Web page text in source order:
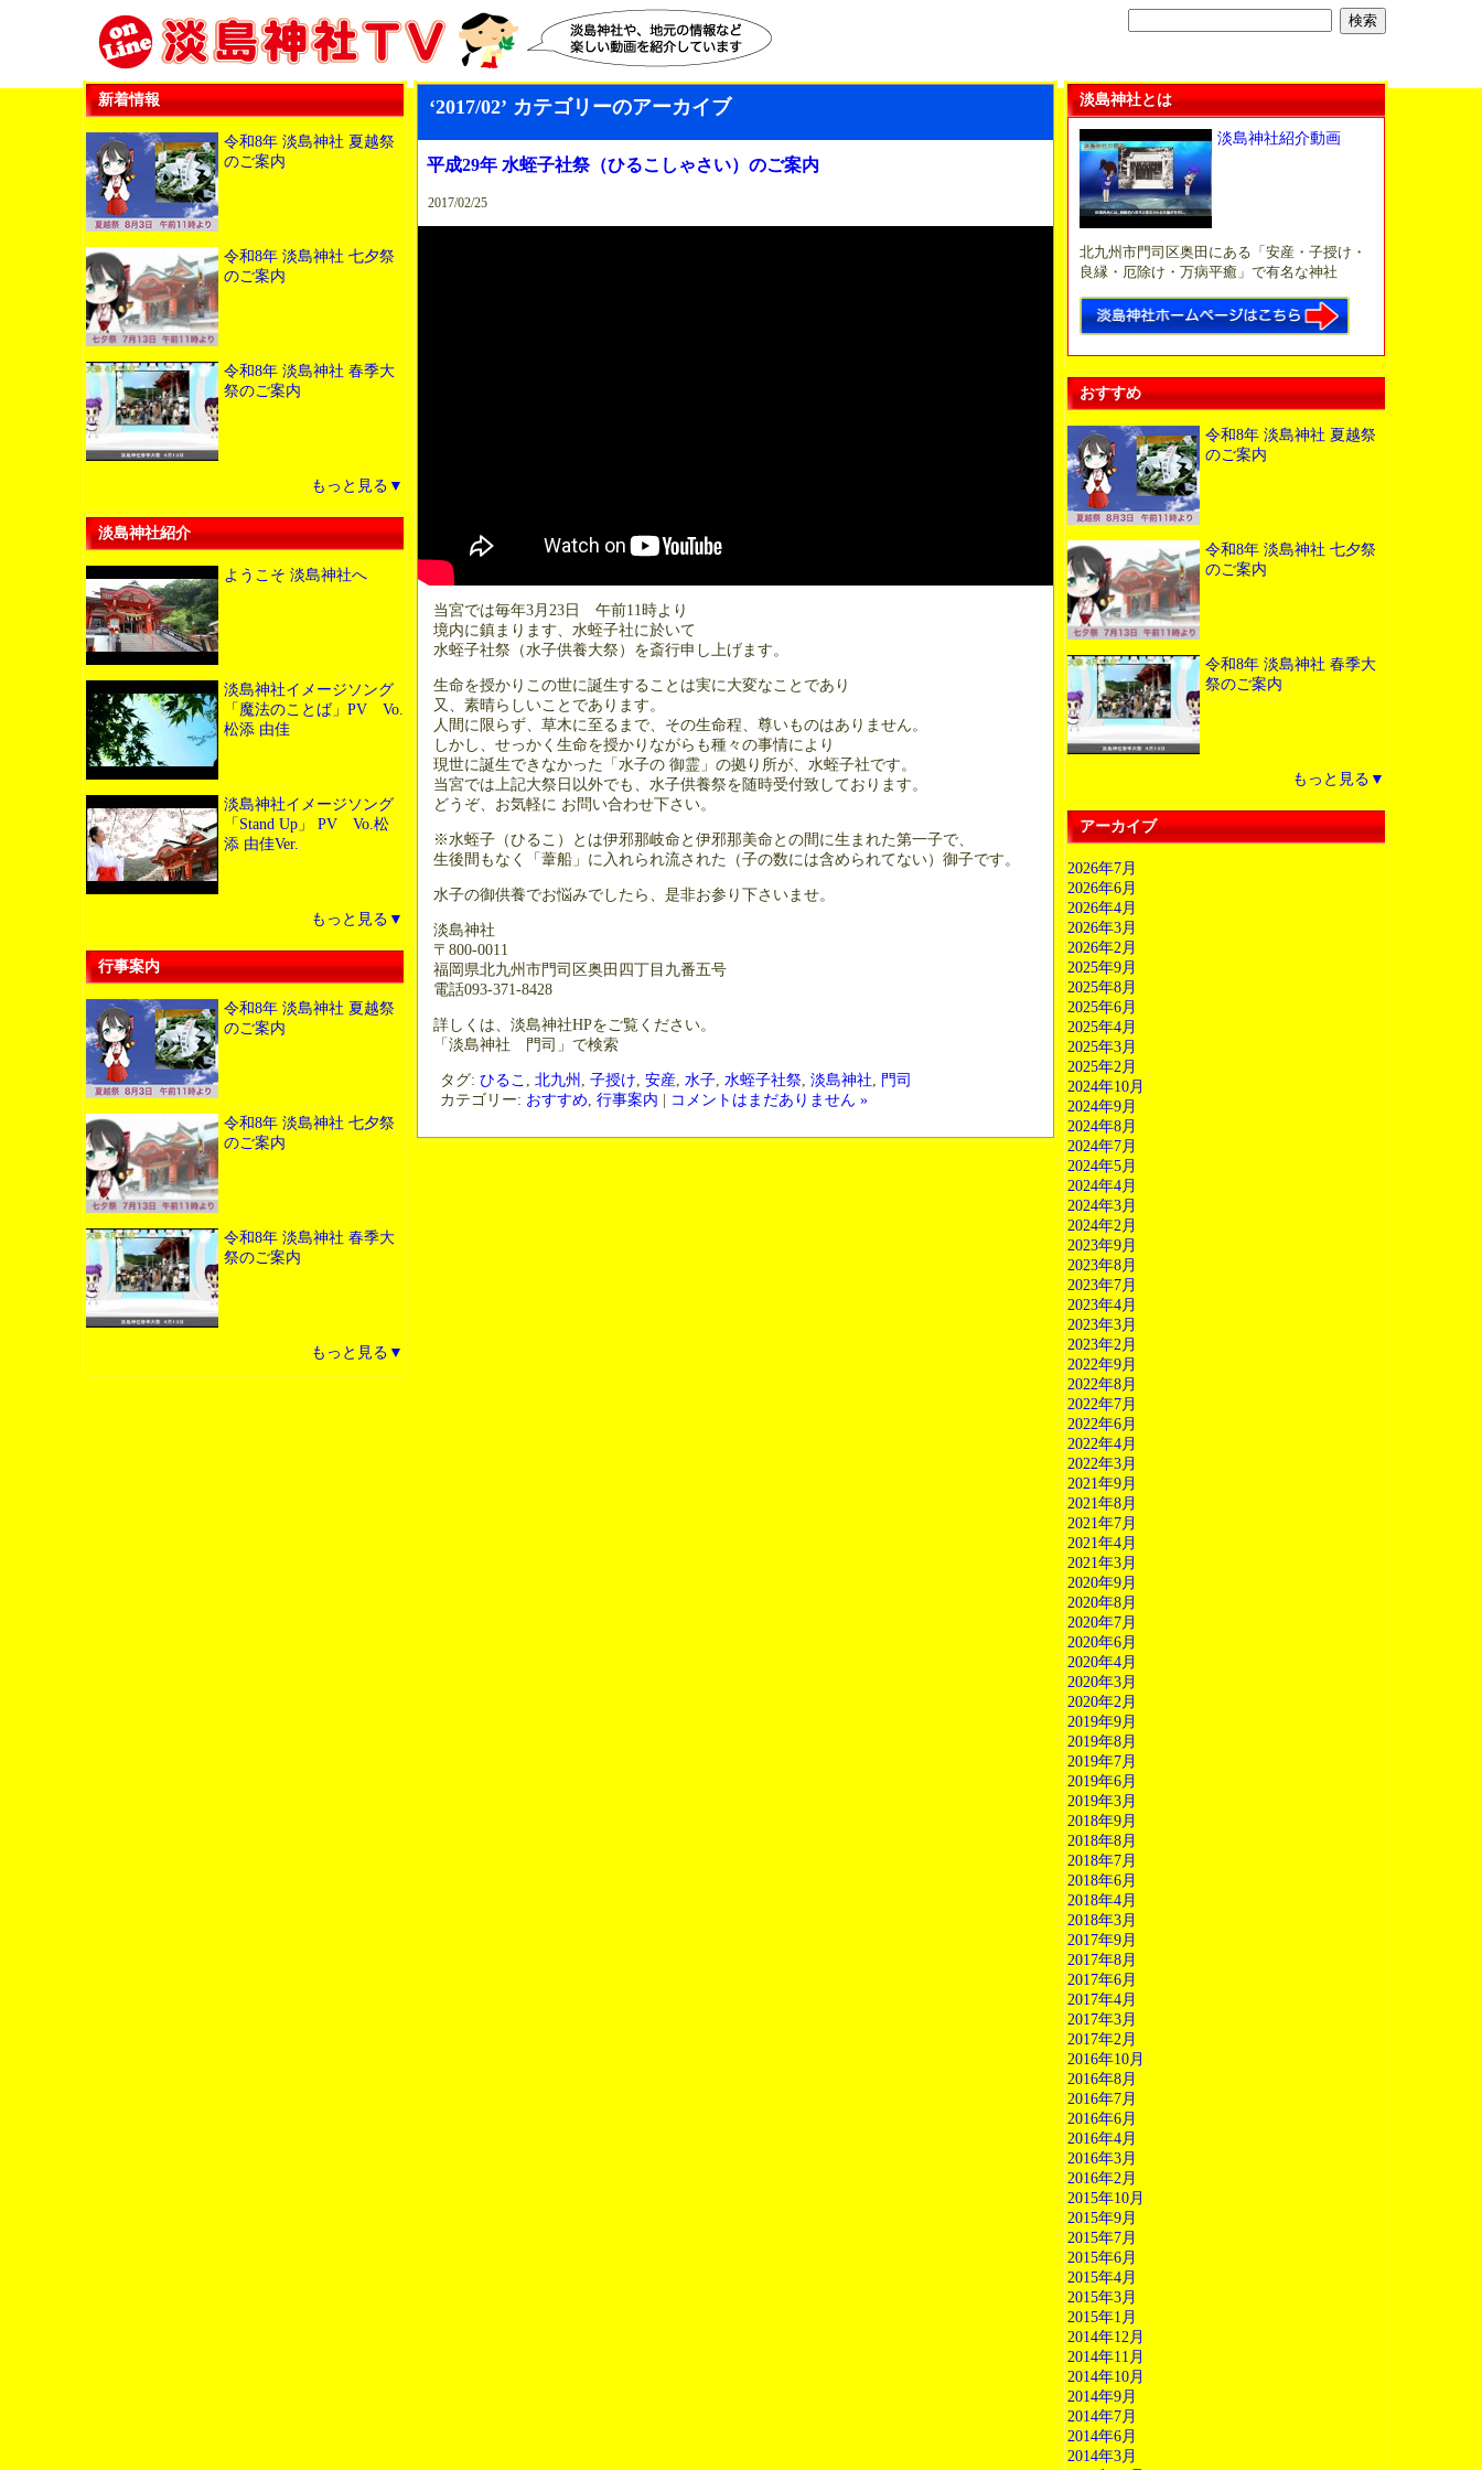
新着情報
令和8年 淡島神社 夏越祭
のご案内
令和8年 淡島神社 七夕祭
のご案内
令和8年 淡島神社 春季大
祭のご案内
もっと見る▼
淡島神社紹介
ようこそ 淡島神社へ
淡島神社イメージソング
「魔法のことば」PV Vo.
松添 由佳
淡島神社イメージソング
「Stand Up」 PV Vo.松
添 由佳Ver.
もっと見る▼
行事案内
令和8年 淡島神社 夏越祭
のご案内
令和8年 淡島神社 七夕祭
のご案内
令和8年 淡島神社 春季大
祭のご案内
もっと見る▼
‘2017/02’ カテゴリーのアーカイブ
平成29年 水蛭子社祭（ひるこしゃさい）のご案内
2017/02/25
当宮では毎年3月23日 午前11時より
境内に鎮まります、水蛭子社に於いて
水蛭子社祭（水子供養大祭）を斎行申し上げます。
生命を授かりこの世に誕生することは実に大変なことであり
又、素晴らしいことであります。
人間に限らず、草木に至るまで、その生命程、尊いものはありません。
しかし、せっかく生命を授かりながらも種々の事情により
現世に誕生できなかった「水子の 御霊」の拠り所が、水蛭子社です。
当宮では上記大祭日以外でも、水子供養祭を随時受付致しております。
どうぞ、お気軽に お問い合わせ下さい。
※水蛭子（ひるこ）とは伊邪那岐命と伊邪那美命との間に生まれた第一子で、
生後間もなく「葦船」に入れられ流された（子の数には含められてない）御子です。
水子の御供養でお悩みでしたら、是非お参り下さいませ。
淡島神社
〒800-0011
福岡県北九州市門司区奥田四丁目九番五号
電話093-371-8428
詳しくは、淡島神社HPをご覧ください。
「淡島神社 門司」で検索
タグ: ひるこ 北九州 子授け 安産 水子 水蛭子社祭 淡島神社
門司
カテゴリー: おすすめ 行事案内 コメントはまだありません »
淡島神社とは
淡島神社紹介動画
北九州市門司区奥田にある「安産・子授け・
良縁・厄除け・万病平癒」で有名な神社
おすすめ
令和8年 淡島神社 夏越祭
のご案内
令和8年 淡島神社 七夕祭
のご案内
令和8年 淡島神社 春季大
祭のご案内
もっと見る▼
アーカイブ
2026年7月
2026年6月
2026年4月
2026年3月
2026年2月
2025年9月
2025年8月
2025年6月
2025年4月
2025年3月
2025年2月
2024年10月
2024年9月
2024年8月
2024年7月
2024年5月
2024年4月
2024年3月
2024年2月
2023年9月
2023年8月
2023年7月
2023年4月
2023年3月
2023年2月
2022年9月
2022年8月
2022年7月
2022年6月
2022年4月
2022年3月
2021年9月
2021年8月
2021年7月
2021年4月
2021年3月
2020年9月
2020年8月
2020年7月
2020年6月
2020年4月
2020年3月
2020年2月
2019年9月
2019年8月
2019年7月
2019年6月
2019年3月
2018年9月
2018年8月
2018年7月
2018年6月
2018年4月
2018年3月
2017年9月
2017年8月
2017年6月
2017年4月
2017年3月
2017年2月
2016年10月
2016年8月
2016年7月
2016年6月
2016年4月
2016年3月
2016年2月
2015年10月
2015年9月
2015年7月
2015年6月
2015年4月
2015年3月
2015年1月
2014年12月
2014年11月
2014年10月
2014年9月
2014年7月
2014年6月
2014年3月